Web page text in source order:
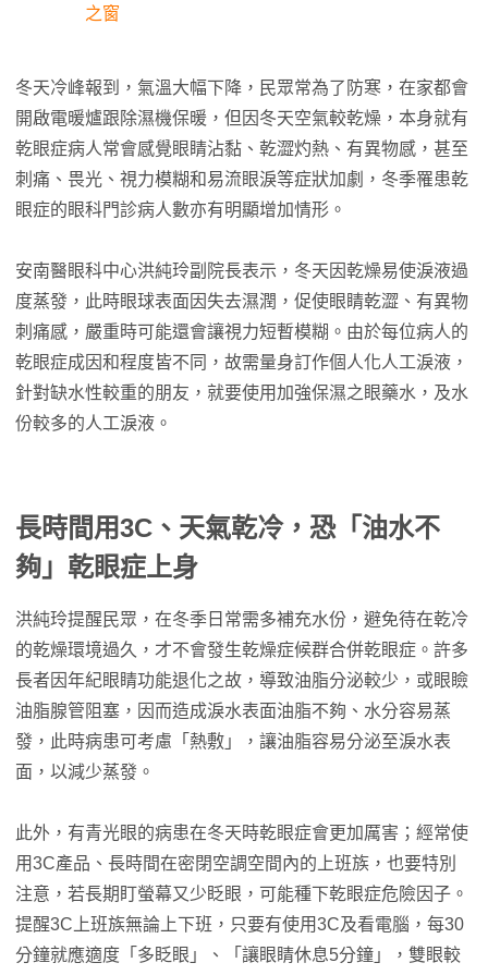
之窗
冬天冷峰報到，氣溫大幅下降，民眾常為了防寒，在家都會
開啟電暖爐跟除濕機保暖，但因冬天空氣較乾燥，本身就有
乾眼症病人常會感覺眼睛沾黏、乾澀灼熱、有異物感，甚至
刺痛、畏光、視力模糊和易流眼淚等症狀加劇，冬季罹患乾
眼症的眼科門診病人數亦有明顯增加情形。
安南醫眼科中心洪純玲副院長表示，冬天因乾燥易使淚液過
度蒸發，此時眼球表面因失去濕潤，促使眼睛乾澀、有異物
刺痛感，嚴重時可能還會讓視力短暫模糊。由於每位病人的
乾眼症成因和程度皆不同，故需量身訂作個人化人工淚液，
針對缺水性較重的朋友，就要使用加強保濕之眼藥水，及水
份較多的人工淚液。
長時間用3C、天氣乾冷，恐「油水不
夠」乾眼症上身
洪純玲提醒民眾，在冬季日常需多補充水份，避免待在乾冷
的乾燥環境過久，才不會發生乾燥症候群合併乾眼症。許多
長者因年紀眼睛功能退化之故，導致油脂分泌較少，或眼瞼
油脂腺管阻塞，因而造成淚水表面油脂不夠、水分容易蒸
發，此時病患可考慮「熱敷」，讓油脂容易分泌至淚水表
面，以減少蒸發。
此外，有青光眼的病患在冬天時乾眼症會更加厲害；經常使
用3C產品、長時間在密閉空調空間內的上班族，也要特別
注意，若長期盯螢幕又少眨眼，可能種下乾眼症危險因子。
提醒3C上班族無論上下班，只要有使用3C及看電腦，每30
分鐘就應適度「多眨眼」、「讓眼睛休息5分鐘」，雙眼較